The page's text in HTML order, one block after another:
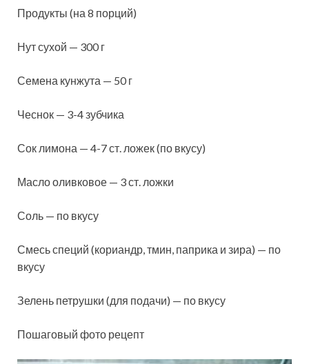
Продукты (на 8 порций)
Нут сухой — 300 г
Семена кунжута — 50 г
Чеснок — 3-4 зубчика
Сок лимона — 4-7 ст. ложек (по вкусу)
Маслооливковое — 3 ст. ложки
Соль — по вкусу
Смесь специй (кориандр, тмин, паприка и зира) — по
вкусу
Зелень петрушки (для подачи) — по вкусу
Пошаговый фото рецепт